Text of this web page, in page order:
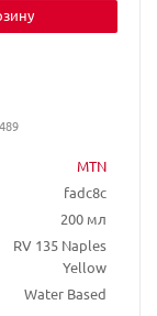
MTN
fadc8c
200 мл
RV 135 Naples
Yellow
Water Based